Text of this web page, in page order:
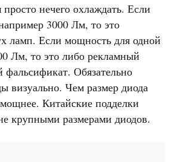
просто нечего охлаждать. Если
3000 Лм, то это
ламп. Если мощность для одной
Лм, то это либо рекламный
Обязательно
визуально. Чем размер диода
Китайские подделки
крупными размерами диодов.